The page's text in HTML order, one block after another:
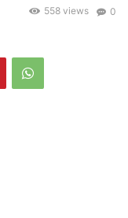
0
558 views